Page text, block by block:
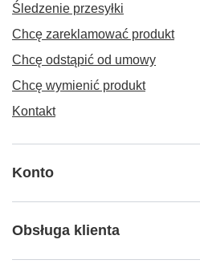
Śledzenie przesyłki
Chcę zareklamować produkt
Chcę odstąpić od umowy
Chcę wymienić produkt
Kontakt
Konto
Obsługa klienta